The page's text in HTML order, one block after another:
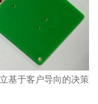
基于客户导向的决策